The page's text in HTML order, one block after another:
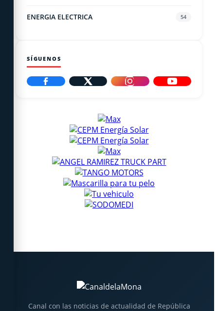
ENERGIA ELECTRICA 54
SÍGUENOS
Canal con las noticias de actualidad de República